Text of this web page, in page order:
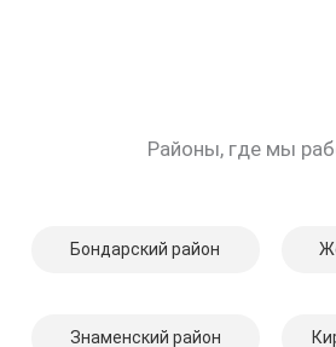
Районы, где мы
Бондарский район
Знаменский район